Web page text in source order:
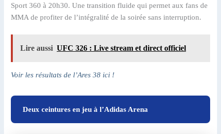
Sport 360 à 20h30. Une transition fluide qui permet aux fans de
MMA de profiter de l’intégralité de la soirée sans interruption.
Lire aussi UFC 326 : Live stream et direct officiel
Voir les résultats de l’Ares 38 ici !
Deux ceintures en jeu à l’Adidas Arena